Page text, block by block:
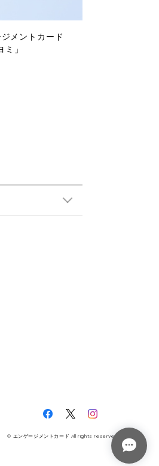
メントカード
」
© エンゲージメントカード All rights reserved.